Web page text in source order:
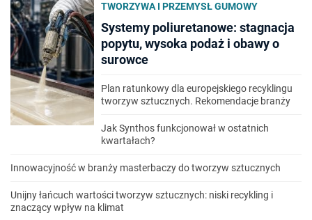
TWORZYWA I PRZEMYSŁ GUMOWY
Systemy poliuretanowe: stagnacja
popytu, wysoka podaż i obawy o
surowce
Plan ratunkowy dla europejskiego recyklingu
tworzyw sztucznych. Rekomendacje branży
Jak Synthos funkcjonował w ostatnich
kwartałach?
Innowacyjność w branży masterbaczy do tworzyw sztucznych
Unijny łańcuch wartości tworzyw sztucznych: niski recykling i
znaczący wpływ na klimat